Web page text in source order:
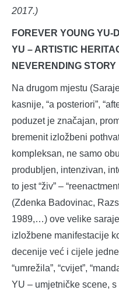
2017.)
FOREVER YOUNG YU-
YU – ARTISTIC
NEVERENDING STORY
Na drugom mjestu
kasnije, “a posteriori”,
poduzet je značajan,
bremenit izložbeni
kompleksan, ne samo
produbljen, intenzivan,
to jest “živ” –
(Zdenka Badovinac,
1989,…) ove velike
izložbene manifestacije
decenije već i cijele
“umrežila”, “cvijet”,
YU – umjetničke scene,